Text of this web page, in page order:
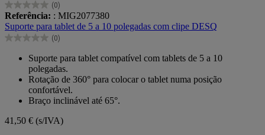
(0)
0.0
em
5
estrelas.
Referência: : MIG2077380
Suporte para tablet de 5 a 10 polegadas com clipe DESQ
(0)
0.0
estrelas.
Suporte para tablet compatível com tablets de 5 a 10
polegadas.
Rotação de 360° para colocar o tablet numa posição
confortável.
Braço inclinável até 65°.
41,50 € (s/IVA)